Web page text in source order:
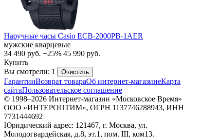
Наручные часы Casio ECB-2000PB-1AER
мужские кварцевые
34 490 руб. −25% 45 990 руб.
Купить
Вы смотрели: 1
Очистить
ГарантииВозврат товараОб интернет-магазинеКарта
сайтаПользовательское соглашение
© 1998–2026 Интернет-магазин «Московское Время»
ООО «ИНТЕРОПТИМ», ОГРН 1137746288943, ИНН
7731444692
Юридический адрес: 121467, г. Москва, ул.
Молодогвардейская, д.8, эт.1, пом. III, ком13.